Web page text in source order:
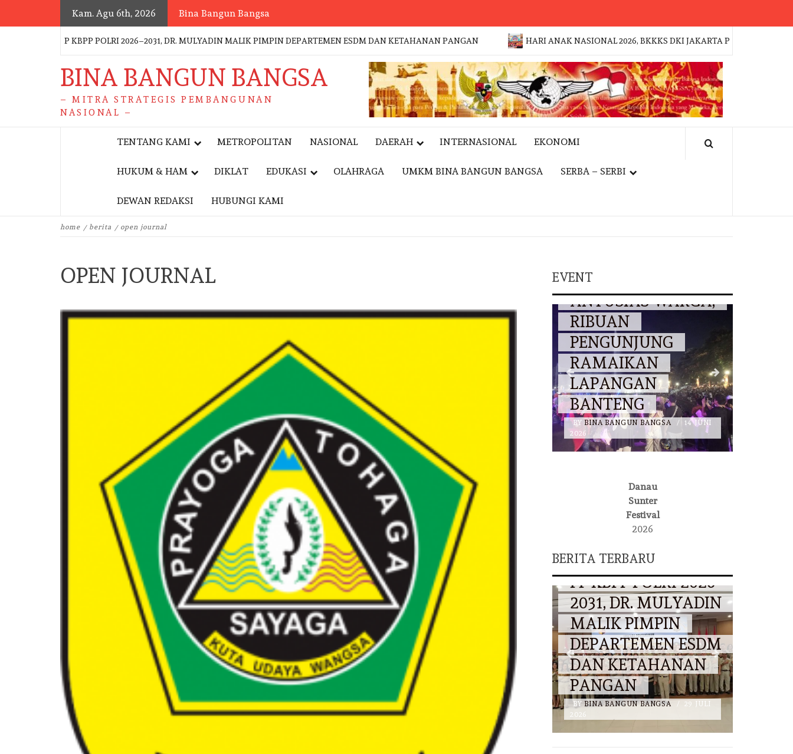
Kam. Agu 6th, 2026 Bina Bangun Bangsa
PP KBPP POLRI 2026–2031, DR. MULYADIN MALIK PIMPIN DEPARTEMEN ESDM DAN KETAHANAN PANGAN HARI ANAK NASIONAL 2026, BKKKS DKI JAKARTA PERKUAT GERAKAN
BINA BANGUN BANGSA
– MITRA STRATEGIS PEMBANGUNAN
NASIONAL –
TENTANG KAMI METROPOLITAN NASIONAL DAERAH INTERNASIONAL EKONOMI
HUKUM & HAM DIKLAT EDUKASI OLAHRAGA UMKM BINA BANGUN BANGSA SERBA – SERBI
DEWAN REDAKSI HUBUNGI KAMI
home berita open journal
OPEN JOURNAL EVENT
DOKUMENTASI
BY
SEPTEMBER 2025
DISAMBUT
ANTUSIAS WARGA,
RIBUAN
PENGUNJUNG
RAMAIKAN
LAPANGAN
BANTENG
BY BINA BANGUN BANGSA /
14 JUNI
2026
Danau
Sunter
Festival
2026
BERITA TERBARU
DAERAH
KEARIFAN LOKAL
KAILI, KETAKWAAN
ISLAM, DAN
PELAJARAN BESAR
DARI TRAGEDI
PALU
BY BINA BANGUN BANGSA
21 JUNI
2026
LANTIK PENGURUS
PP KBPP POLRI 2026–
2031, DR. MULYADIN
MALIK PIMPIN
DEPARTEMEN ESDM
DAN KETAHANAN
PANGAN
BY BINA BANGUN BANGSA /
29 JULI
2026